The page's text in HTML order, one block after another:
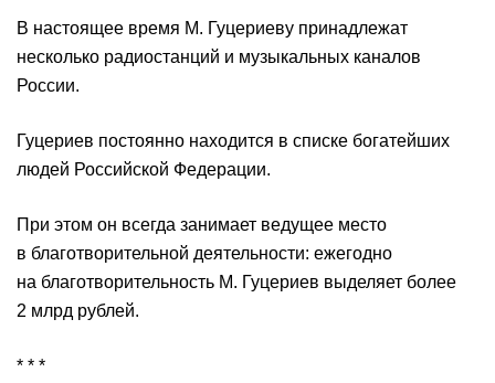
В настоящее время М. Гуцериеву принадлежат
несколько радиостанций и музыкальных каналов
России.
Гуцериев постоянно находится в списке богатейших
людей Российской Федерации.
При этом он всегда занимает ведущее место
в благотворительной деятельности: ежегодно
на благотворительность М. Гуцериев выделяет более
2 млрд рублей.
* * *